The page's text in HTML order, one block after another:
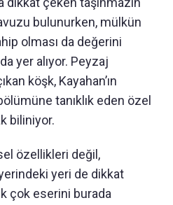
bulunurken, mülkün
olması da değerini
yer alıyor. Peyzaj
köşk, Kayahan’ın
tanıklık eden özel
biliniyor.
özellikleri değil,
yeri de dikkat
çok eserini burada